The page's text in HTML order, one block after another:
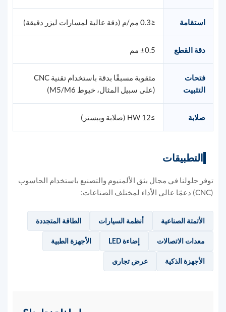
استقامة ≤0.3 مم/م (دقة عالية لمسارات ليزر دقيقة)
دقة القطع ±0.5 مم
فتحات
التثبيت
مثقوبة مسبقًا بدقة باستخدام تقنية CNC
(على سبيل المثال، خيوط M5/M6)
صلابة ≥12 HW (صلابة ويبستر)
التطبيقات
توفر حلولنا في مجال بثق الألمنيوم والتصنيع باستخدام الحاسوب
(CNC) دعمًا عالي الأداء لمختلف الصناعات:
الأتمتة الصناعية أنظمة السيارات الطاقة المتجددة
معدات الاتصالات إضاءة LED الأجهزة الطبية
الأجهزة الذكية عرض تجاري